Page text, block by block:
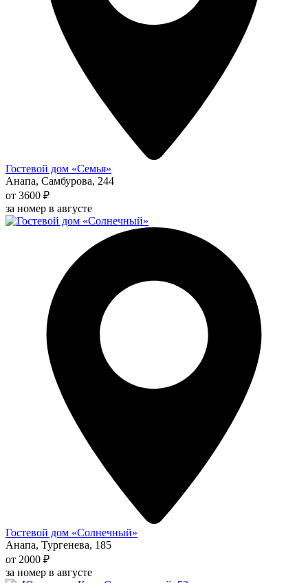
Гостевой дом «Семья»
Анапа, Самбурова, 244
от 3600 ₽
за номер в августе
Гостевой дом «Солнечный»
Анапа, Тургенева, 185
от 2000 ₽
за номер в августе